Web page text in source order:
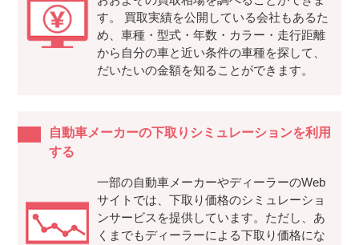
す。 買取実績を公開している会社もあるた
め、車種・型式・年数・カラー・走行距離
から自分の車と近い条件の車種を探して、
だいたいの金額を知ることができます。
自動車メーカーの下取りシミュレーションを利用
する
一部の自動車メーカーやディーラーのWeb
サイトでは、下取り価格のシミュレーショ
ンサービスを提供しています。ただし、あ
くまでもディーラーによる下取り価格にな